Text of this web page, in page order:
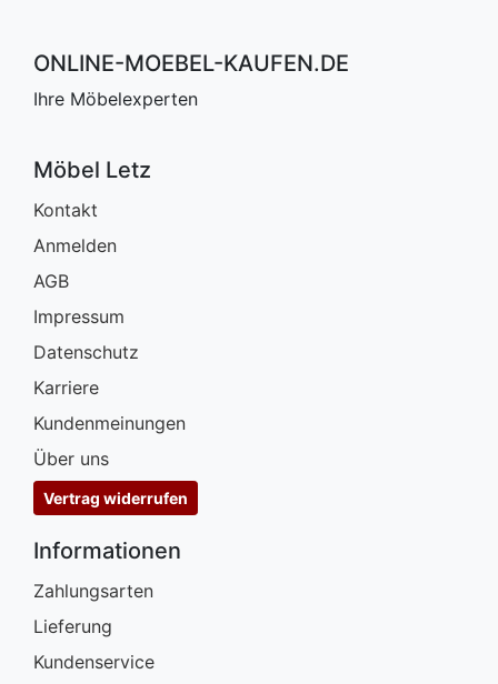
ONLINE-MOEBEL-KAUFEN.DE
Ihre Möbelexperten
Möbel Letz
Kontakt
Anmelden
AGB
Impressum
Datenschutz
Karriere
Kundenmeinungen
Über uns
Vertrag widerrufen
Informationen
Zahlungsarten
Lieferung
Kundenservice